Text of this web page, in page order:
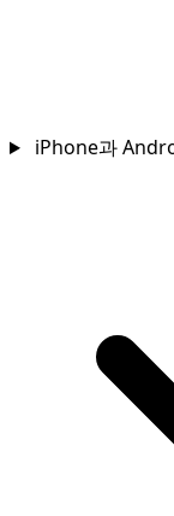
iPhone과